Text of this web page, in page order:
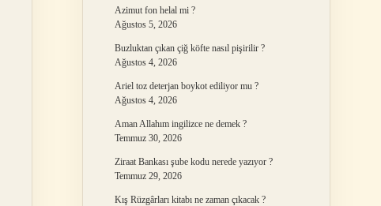
Azimut fon helal mi ?
Ağustos 5, 2026
Buzluktan çıkan çiğ köfte nasıl pişirilir ?
Ağustos 4, 2026
Ariel toz deterjan boykot ediliyor mu ?
Ağustos 4, 2026
Aman Allahım ingilizce ne demek ?
Temmuz 30, 2026
Ziraat Bankası şube kodu nerede yazıyor ?
Temmuz 29, 2026
Kış Rüzgârları kitabı ne zaman çıkacak ?